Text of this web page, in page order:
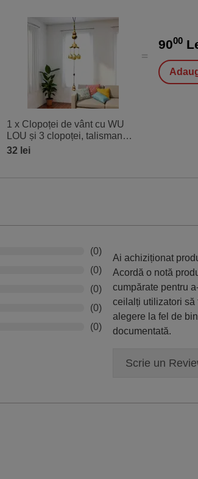
1 x Clopoței de vânt cu WU
LOU și 3 clopoței, talisman
Feng Shui pentru sănătate,
32 lei
9000
(0)
(0)
(0)
(0)
(0)
Ai achiziționat
Acordă o notă
cumpărate pentru
ceilalți utilizatori să
alegere la fel de
documentată.
Scrie un